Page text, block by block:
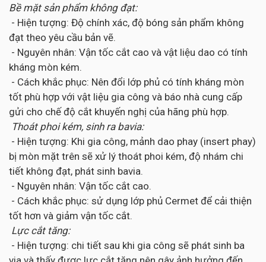
Bề mặt sản phẩm không đạt:
- Hiện tượng: Độ chính xác, độ bóng sản phẩm không
đạt theo yêu cầu bản vẽ.
- Nguyên nhân: Vận tốc cắt cao và vật liệu dao có tính
kháng mòn kém.
- Cách khắc phục: Nên đổi lớp phủ có tính kháng mòn
tốt phù hợp với vật liệu gia công và báo nhà cung cấp
gửi cho chế độ cắt khuyến nghị của hãng phù hợp.
Thoát phoi kém, sinh ra bavia:
- Hiện tượng: Khi gia công, mảnh dao phay (insert phay)
bị mòn mặt trên sẽ xử lý thoát phoi kém, độ nhám chi
tiết không đạt, phát sinh bavia.
- Nguyên nhân: Vận tốc cắt cao.
- Cách khắc phục: sử dụng lớp phủ Cermet để cải thiện
tốt hơn và giảm vận tốc cắt.
Lực cắt tăng:
- Hiện tượng: chi tiết sau khi gia công sẽ phát sinh ba